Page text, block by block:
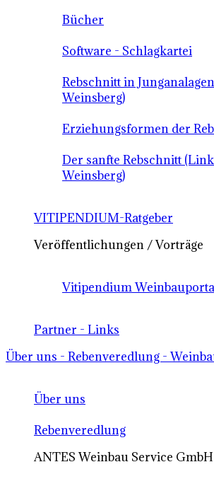
Bücher
Software - Schlagkartei
Rebschnitt in
Weinsberg)
Erziehungsformen der
Der sanfte Rebschnitt
Weinsberg)
VITIPENDIUM-Ratgeber
Veröffentlichungen / Vorträge
Vitipendium
Partner - Links
Über uns - Rebenveredlung -
Über uns
Rebenveredlung
ANTES Weinbau Service GmbH